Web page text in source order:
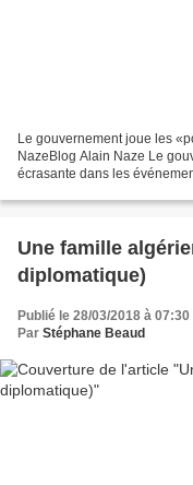
Le gouvernement joue les
NazeBlog Alain Naze Le
écrasante dans les
Une famille
diplomatique)
Publié le 28/03/2018 à 07:30
Par Stéphane Beaud